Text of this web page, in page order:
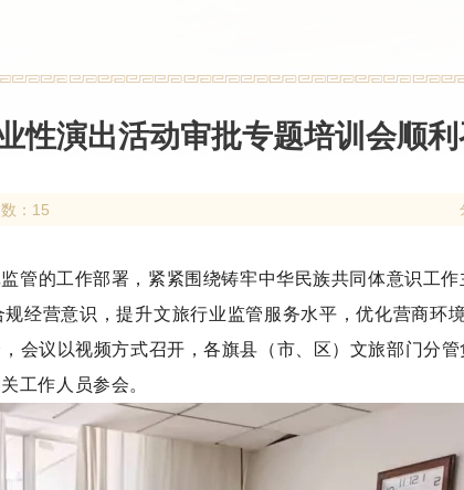
性演出活动审批专题培训会顺
：15
管的工作部署，紧紧围绕铸牢中华民族共同体意识工作
经营意识，提升文旅行业监管服务水平，优化营商环
会议以视频方式召开，各旗县（市、 区）文旅部门分管
工作人员参会。